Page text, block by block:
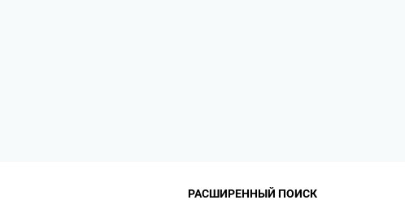
РАСШИРЕННЫЙ ПОИСК